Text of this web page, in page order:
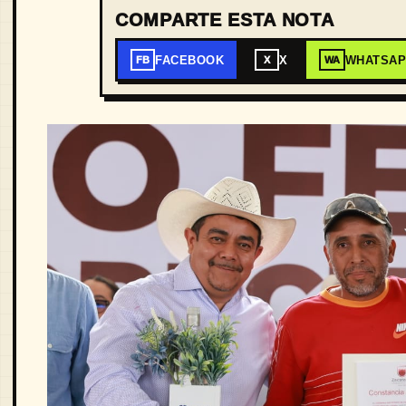
COMPARTE ESTA NOTA
FB FACEBOOK X X WA